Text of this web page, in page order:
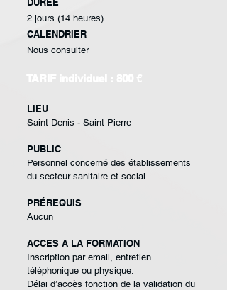
2 jours (14 heures)
CALENDRIER
Nous consulter
LIEU
Saint Denis - Saint Pierre
PUBLIC
Personnel concerné des établissements
du secteur sanitaire et social.
PRÉREQUIS
Aucun
ACCES A LA FORMATION
Inscription par email, entretien
téléphonique ou physique.
Délai d’accès fonction de la validation du